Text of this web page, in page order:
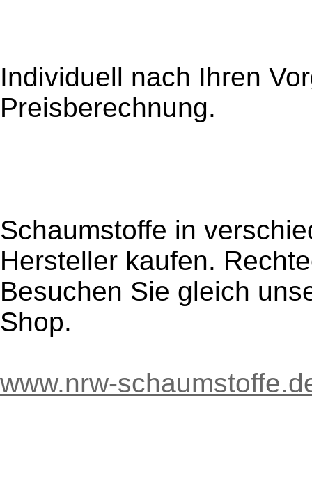
Individuell nach Ihren
Preisberechnung.
Schaumstoffe in
Hersteller kaufen.
Besuchen Sie gleich
Shop.
www.nrw-